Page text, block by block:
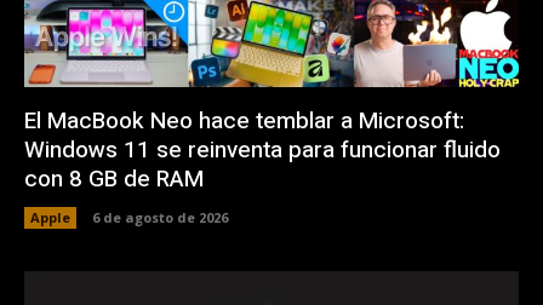
El MacBook Neo hace temblar a Microsoft:
Windows 11 se reinventa para funcionar fluido
con 8 GB de RAM
Apple 6 de agosto de 2026